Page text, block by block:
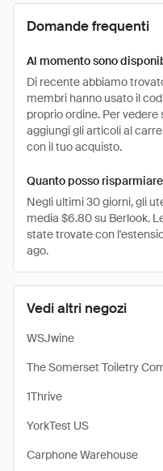
Vedi altri negozi
WSJwine
The Somerset Toiletry
1Thrive
YorkTest US
Carphone Warehouse
Domande frequenti
Al momento sono
Di recente abbiamo
membri hanno usato il
proprio ordine. Per
aggiungi gli articoli al
con il tuo acquisto.
Quanto posso
Negli ultimi 30 giorni, gli
media $6.80 su Berlook.
state trovate con
ago.